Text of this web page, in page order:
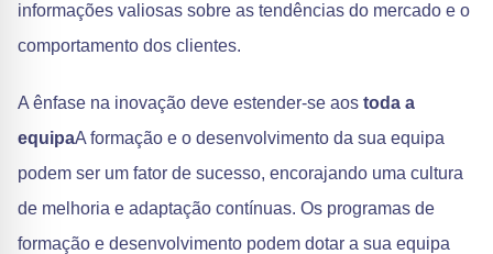
informações valiosas sobre as tendências do mercado e o
comportamento dos clientes.
A ênfase na inovação deve estender-se aos toda a
equipaA formação e o desenvolvimento da sua equipa
podem ser um fator de sucesso, encorajando uma cultura
de melhoria e adaptação contínuas. Os programas de
formação e desenvolvimento podem dotar a sua equipa